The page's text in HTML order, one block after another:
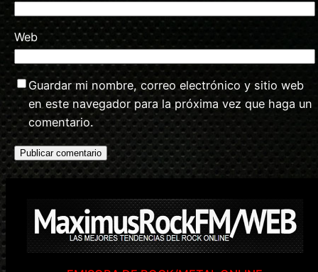
Web
Guardar mi nombre, correo electrónico y sitio web
en este navegador para la próxima vez que haga un
comentario.